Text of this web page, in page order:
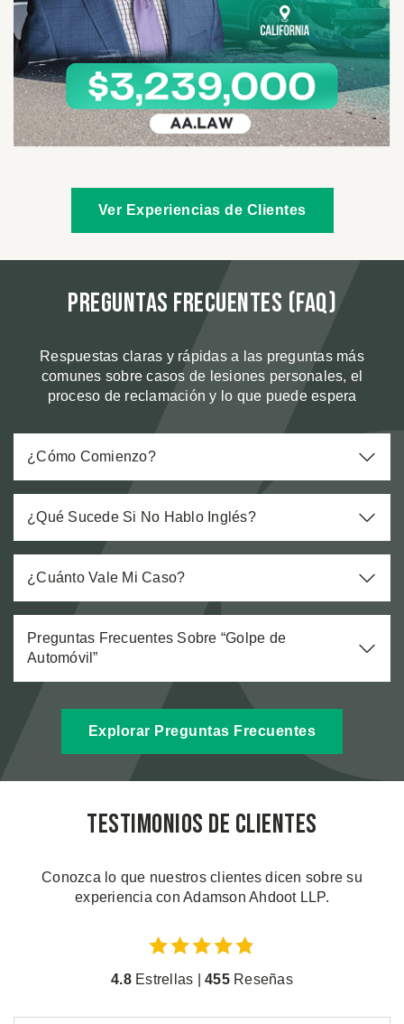
Ver Experiencias de Clientes
Preguntas Frecuentes (FAQ)
Respuestas claras y rápidas a las preguntas más
comunes sobre casos de lesiones personales, el
proceso de reclamación y lo que puede espera
¿Cómo Comienzo?
¿Qué Sucede Si No Hablo Inglés?
¿Cuánto Vale Mi Caso?
Preguntas Frecuentes Sobre “Golpe de
Automóvil”
Explorar Preguntas Frecuentes
Testimonios de Clientes
Conozca lo que nuestros clientes dicen sobre su
experiencia con Adamson Ahdoot LLP.
4.8Estrellas |455Reseñas